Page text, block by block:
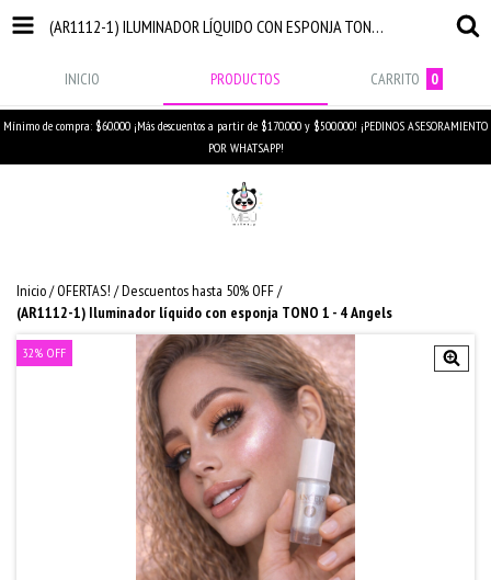
(AR1112-1) ILUMINADOR LÍQUIDO CON ESPONJA TONO 1 - 4 ANGELS
INICIO PRODUCTOS CARRITO 0
Mínimo de compra: $60.000 ¡Más descuentos a partir de $170.000 y $500.000! ¡PEDINOS ASESORAMIENTO
POR WHATSAPP!
Inicio/ OFERTAS! /Descuentos hasta 50% OFF/
(AR1112-1) Iluminador líquido con esponja TONO 1 - 4 Angels
32% OFF